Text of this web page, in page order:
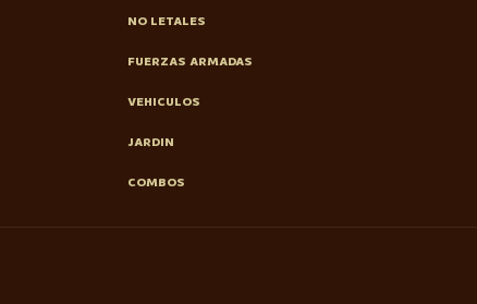
NO LETALES
FUERZAS ARMADAS
VEHICULOS
JARDIN
COMBOS